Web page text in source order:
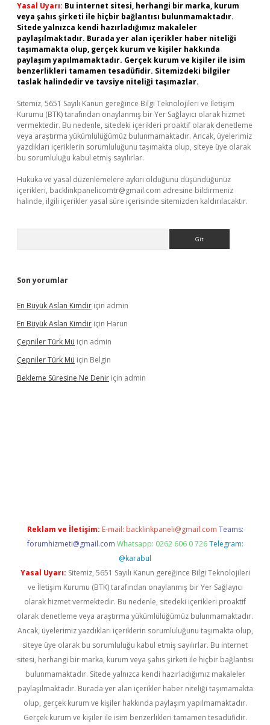
Yasal Uyarı: Bu internet sitesi, herhangi bir marka, kurum
veya şahıs şirketi ile hiçbir bağlantısı bulunmamaktadır.
Sitede yalnızca kendi hazırladığımız makaleler
paylaşılmaktadır. Burada yer alan içerikler haber niteliği
taşımamakta olup, gerçek kurum ve kişiler hakkında
paylaşım yapılmamaktadır. Gerçek kurum ve kişiler ile isim
benzerlikleri tamamen tesadüfidir. Sitemizdeki bilgiler
taslak halindedir ve tavsiye niteliği taşımazlar.
Sitemiz, 5651 Sayılı Kanun gereğince Bilgi Teknolojileri ve İletişim
Kurumu (BTK) tarafından onaylanmış bir Yer Sağlayıcı olarak hizmet
vermektedir. Bu nedenle, sitedeki içerikleri proaktif olarak denetleme
veya araştırma yükümlülüğümüz bulunmamaktadır. Ancak, üyelerimiz
yazdıkları içeriklerin sorumluluğunu taşımakta olup, siteye üye olarak
bu sorumluluğu kabul etmiş sayılırlar.
Hukuka ve yasal düzenlemelere aykırı olduğunu düşündüğünüz
içerikleri, backlinkpanelicomtr@gmail.com adresine bildirmeniz
halinde, ilgili içerikler yasal süre içerisinde sitemizden kaldırılacaktır.
Son yorumlar
En Büyük Aslan Kimdir için admin
En Büyük Aslan Kimdir için Harun
Çepniler Türk Mü için admin
Çepniler Türk Mü için Belgin
Bekleme Süresine Ne Denir için admin
Reklam ve İletişim: E-mail: backlinkpaneli@gmail.com Teams:
forumhizmeti@gmail.com Whatsapp: 0262 606 0 726 Telegram:
@karabul
Yasal Uyarı: Sitemiz, 5651 Sayılı Kanun gereğince Bilgi Teknolojileri
ve İletişim Kurumu (BTK) tarafından onaylanmış bir Yer Sağlayıcı
olarak hizmet vermektedir. Bu nedenle, sitedeki içerikleri proaktif
olarak denetleme veya araştırma yükümlülüğümüz bulunmamaktadır.
Ancak, üyelerimiz yazdıkları içeriklerin sorumluluğunu taşımakta olup,
siteye üye olarak bu sorumluluğu kabul etmiş sayılırlar. Bu internet
sitesi, herhangi bir marka, kurum veya şahıs şirketi ile hiçbir bağlantısı
bulunmamaktadır. Sitede yalnızca kendi hazırladığımız makaleler
paylaşılmaktadır. Burada yer alan içerikler haber niteliği taşımamakta
olup, gerçek kurum ve kişiler hakkında paylaşım yapılmamaktadır.
Gerçek kurum ve kişiler ile isim benzerlikleri tamamen tesadüfidir.